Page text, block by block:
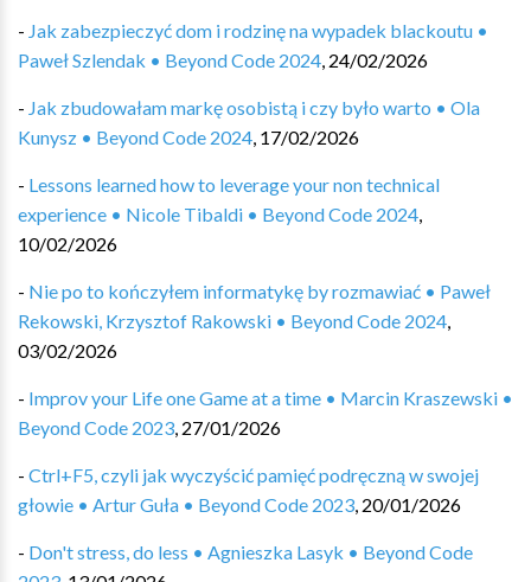
- Jak zabezpieczyć dom i rodzinę na wypadek blackoutu •
Paweł Szlendak • Beyond Code 2024, 24/02/2026
- Jak zbudowałam markę osobistą i czy było warto • Ola
Kunysz • Beyond Code 2024, 17/02/2026
- Lessons learned how to leverage your non technical
experience • Nicole Tibaldi • Beyond Code 2024,
10/02/2026
- Nie po to kończyłem informatykę by rozmawiać • Paweł
Rekowski, Krzysztof Rakowski • Beyond Code 2024,
03/02/2026
- Improv your Life one Game at a time • Marcin Kraszewski •
Beyond Code 2023, 27/01/2026
- Ctrl+F5, czyli jak wyczyścić pamięć podręczną w swojej
głowie • Artur Guła • Beyond Code 2023, 20/01/2026
- Don't stress, do less • Agnieszka Lasyk • Beyond Code